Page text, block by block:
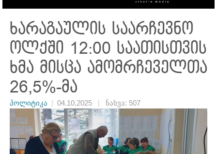
ხარაგაულის საარჩევნო
ოლქში 12:00 საათისთვის
ხმა მისცა ამომრჩეველთა
26,5%-მა
პოლიტიკა 04.10.2025 ნახვა: 507